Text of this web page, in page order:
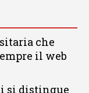
che
il web
si distingue